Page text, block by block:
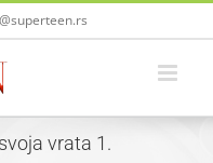
vrata 1.